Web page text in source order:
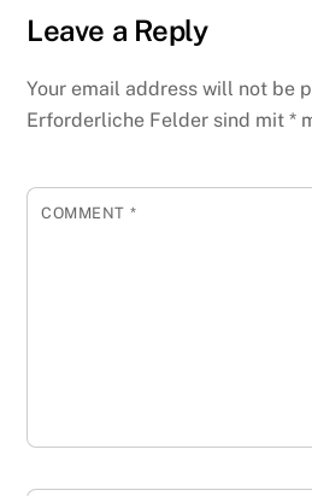
Leave a Reply
Your email address will not be
Erforderliche Felder sind mit*
COMMENT *